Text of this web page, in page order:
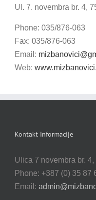
Ul. 7. novembra br. 4,
Phone: 035/876-063
Fax: 035/876-063
Email:
Web:
Kontakt Informacije
Ulica 7 novembra br.
Phone: +387 (0) 35 87
Email: